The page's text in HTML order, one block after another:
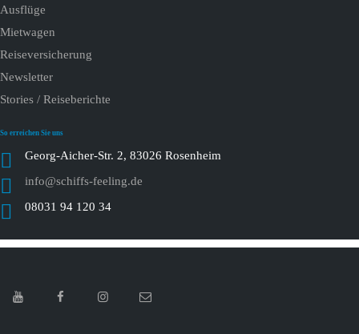
Ausflüge
Mietwagen
Reiseversicherung
Newsletter
Stories / Reiseberichte
So erreichen Sie uns
Georg-Aicher-Str. 2, 83026 Rosenheim
info@schiffs-feeling.de
08031 94 120 34